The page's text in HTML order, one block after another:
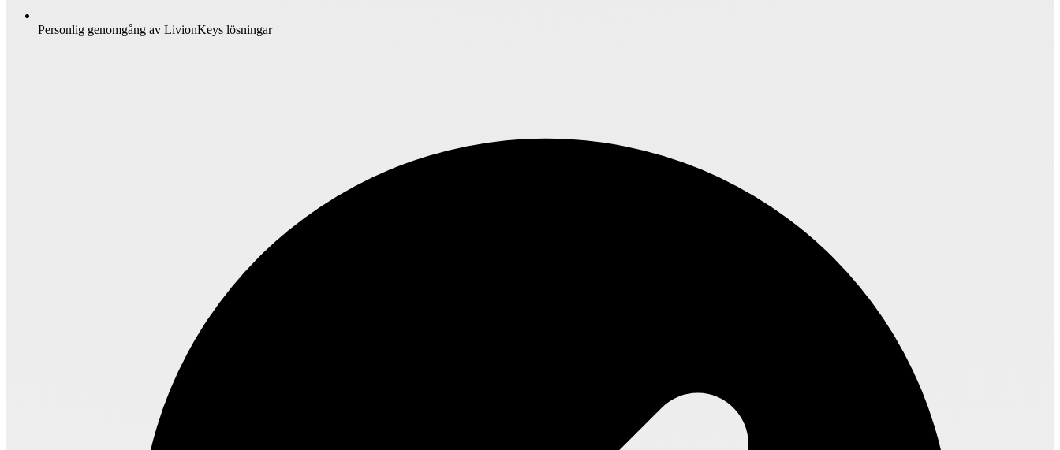
Personlig genomgång av LivionKeys lösningar